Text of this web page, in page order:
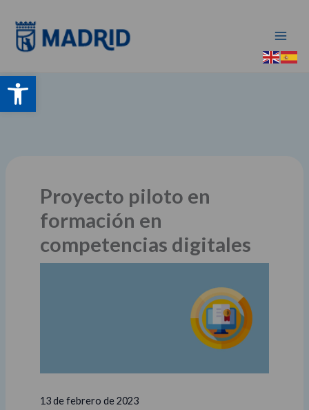
Abrir barra de herramientas
contenido
Proyecto piloto en
formación en
competencias digitales
13 de febrero de 2023